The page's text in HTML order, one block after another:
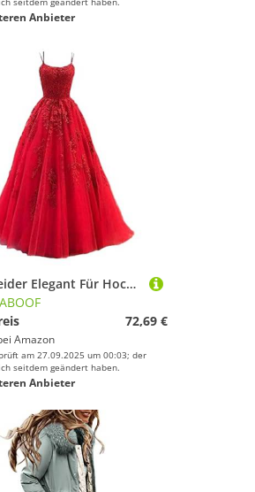
Anbieter
Abendkleider Elegant Für Hochzeit Abiballkleider Lang Festkleider Verlobungskleid Jugendweihe Kleider A-Linie Hochzeitsgäste Prom Ballkleid a Linie Rot, M
72,69 €
Amazon
am 27.09.2025 um 00:03; der
seitdem geändert haben.
Anbieter